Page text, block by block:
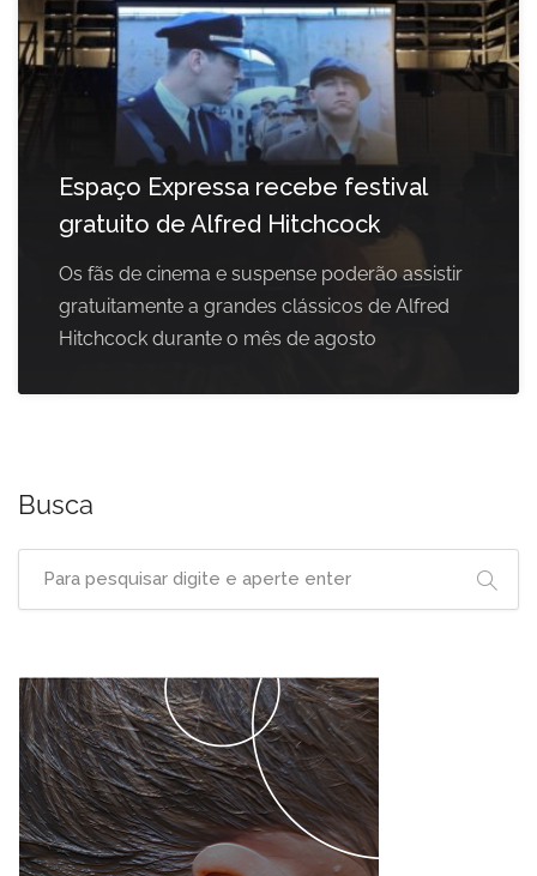
Espaço Expressa recebe festival
gratuito de Alfred Hitchcock
Os fãs de cinema e suspense poderão assistir
gratuitamente a grandes clássicos de Alfred
Hitchcock durante o mês de agosto
Busca